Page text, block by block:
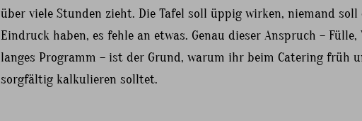
über viele Stunden zieht. Die Tafel soll üppig wirken, niemand soll
Eindruck haben, es fehle an etwas. Genau dieser Anspruch –
langes Programm – ist der Grund, warum ihr beim Catering früh
sorgfältig kalkulieren solltet.